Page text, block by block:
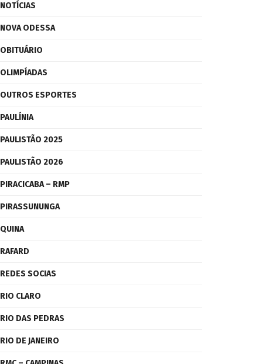
NOTÍCIAS
NOVA ODESSA
OBITUÁRIO
OLIMPÍADAS
OUTROS ESPORTES
PAULÍNIA
PAULISTÃO 2025
PAULISTÃO 2026
PIRACICABA – RMP
PIRASSUNUNGA
QUINA
RAFARD
REDES SOCIAS
RIO CLARO
RIO DAS PEDRAS
RIO DE JANEIRO